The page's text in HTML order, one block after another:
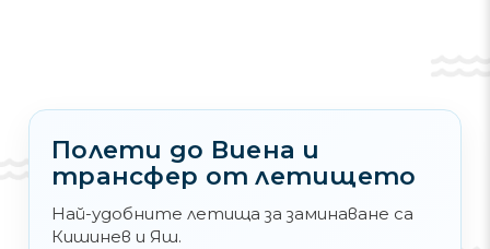
Хофбург, който съчетава сгради от
различни епохи и е изпълнен в различни
стилове. Общо в този комплекс има
деветнадесет дворци и осемнадесет
постройки от други типове.
Полети до Виена и
трансфер от летището
Най-удобните летища за заминаване са
Кишинев и Яш.